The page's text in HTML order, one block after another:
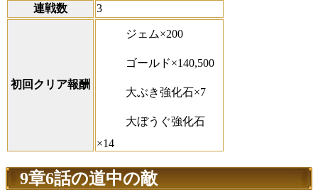
連戦数
3
初回クリア報酬
ジェム×200
ゴールド×140,500
大ぶき強化石×7
大ぼうぐ強化石
×14
9章6話の道中の敵